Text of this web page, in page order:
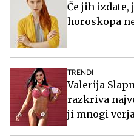
Če jih
horoskopa
TRENDI
Valerija
razkriva
ji mnogi